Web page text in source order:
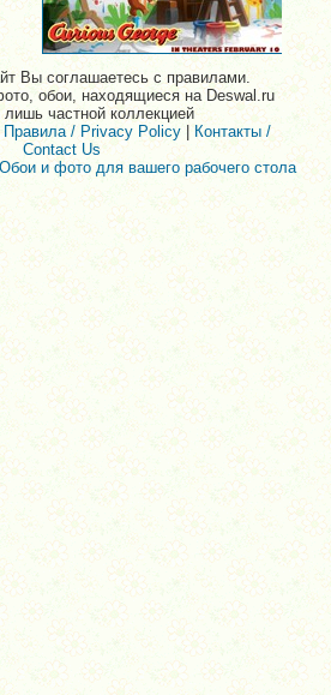
Вы соглашаетесь с правилами.
обои, находящиеся на Deswal.ru
частной коллекцией
Правила / Privacy Policy | Контакты /
Contact Us
Обои и фото для вашего рабочего стола